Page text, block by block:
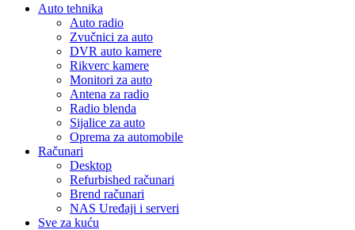
Auto tehnika
Auto radio
Zvučnici za auto
DVR auto kamere
Rikverc kamere
Monitori za auto
Antena za radio
Radio blenda
Sijalice za auto
Oprema za automobile
Računari
Desktop
Refurbished računari
Brend računari
NAS Uređaji i serveri
Sve za kuću